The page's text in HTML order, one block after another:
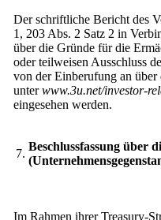
Der schriftliche Bericht des
1, 203 Abs. 2 Satz 2 in
über die Gründe für die
oder teilweisen Ausschluss
von der Einberufung an über
unterwww.3u.net/investor-
eingesehen werden.
7.
Beschlussfassung über
Im Rahmen ihrer Treasury-